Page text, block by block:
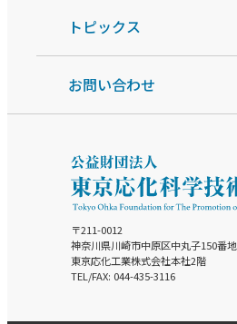
〒211-0012
神奈川県川崎市中原区中丸子150番地
東京応化工業株式会社本社2階
TEL/FAX: 044-435-3116
トピックス
お問い合わせ